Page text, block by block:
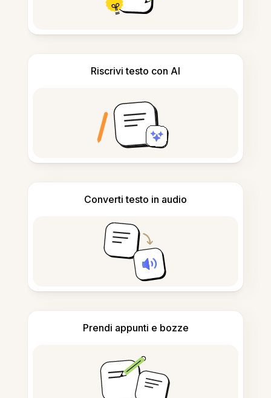
Riscrivi testo con AI
Converti testo in audio
Prendi appunti e bozze